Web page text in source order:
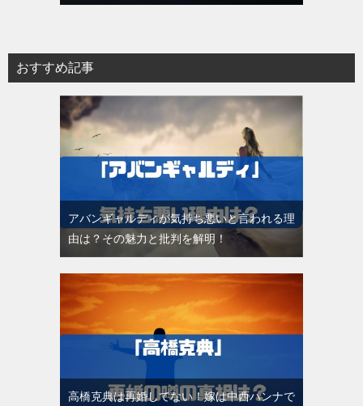
おすすめ記事
アバンギャルディが気持ち悪いと言われる理
由は？その魅力と批判を解明！
高橋克典は再婚してない！嫁は中西ハンナで